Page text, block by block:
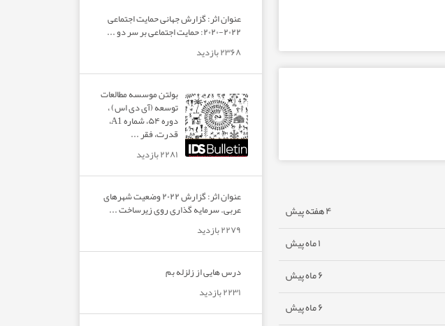
۴ هفته پیش
۱ ماه پیش
۶ ماه پیش
۶ ماه پیش
عنوان اثر: گزارش جهانی حمایت اجتماعی
۲۰۲۲-۲۰۲۰: حمایت اجتماعی بر سر دو ...
۲۳۶۸ بازدید
بولتن موسسه مطالعات
توسعه (آی دی اس) ،
دوره ۵۴، شماره A1،
قدرت، فقر ...
۲۲۸۱ بازدید
عنوان اثر: گزارش ۲۰۲۲ وضعیت شهرهای
عربی. سرمایه گذاری روی زیرساخت ...
۲۲۷۹ بازدید
درس هایی از زلزله بم
۲۲۳۱ بازدید